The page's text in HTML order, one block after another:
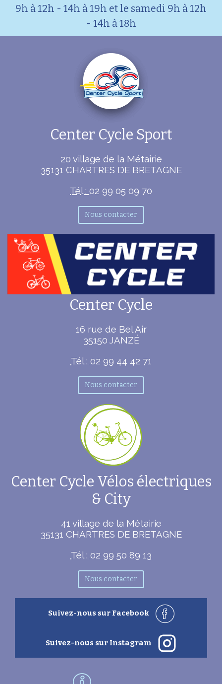
9h à 12h - 14h à 19h et le samedi 9h à 12h
- 14h à 18h
Center Cycle Sport
20 village de la Métairie
35131 CHARTRES DE BRETAGNE
Tél : 02 99 05 09 70
Nous contacter
Center Cycle
16 rue de Bel Air
35150 JANZÉ
Tél : 02 99 44 42 71
Nous contacter
Center Cycle Vélos électriques
& City
41 village de la Métairie
35131 CHARTRES DE BRETAGNE
Tél : 02 99 50 89 13
Nous contacter
Suivez-nous sur Facebook
Suivez-nous sur Instagram